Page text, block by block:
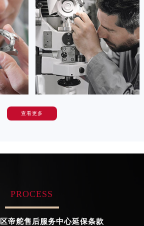
修
(成都帝舵维修保养服务中心)
的高级技师之一
Chengdu Tudor Maintain center
 成都青白江区帝舵维修
辛迪·克莱门特
查看更多
PROCESS
帝舵售后服务中心延保条款